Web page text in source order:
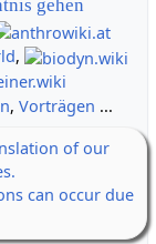
gehen
,
, Vorträgen ...
of our
can occur due